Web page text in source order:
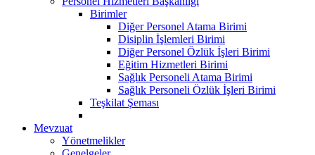
Birimler
Diğer Personel Atama Birimi
Disiplin İşlemleri Birimi
Diğer Personel Özlük İşleri Birimi
Eğitim Hizmetleri Birimi
Sağlık Personeli Atama Birimi
Sağlık Personeli Özlük İşleri Birimi
Teşkilat Şeması
Mevzuat
Yönetmelikler